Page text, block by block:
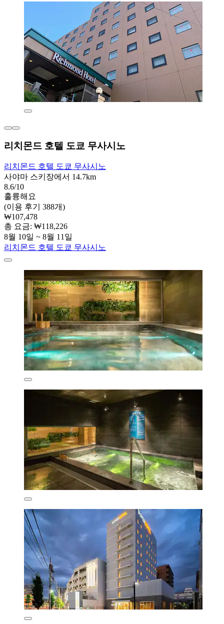
리치몬드 호텔 도쿄 무사시노
리치몬드 호텔 도쿄 무사시노
사야마 스키장에서 14.7km
8.6/10
훌륭해요
(이용 후기 388개)
₩107,478
총 요금: ₩118,226
8월 10일 ~ 8월 11일
리치몬드 호텔 도쿄 무사시노